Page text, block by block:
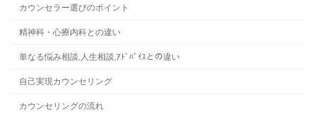
カウンセラー選びのポイント
精神科・心療内科との違い
単なる悩み相談,人生相談,ｱﾄﾞﾊﾞｲｽとの違い
自己実現カウンセリング
カウンセリングの流れ